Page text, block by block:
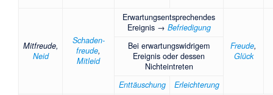
Mitfreude,
Neid
Schaden-
freude,
Mitleid
Erwartungsentsprechendes
Ereignis → Befriedigung
Freude,
Glück
Bei erwartungswidrigem
Ereignis oder dessen
Nichteintreten
Enttäuschung
Erleichterung